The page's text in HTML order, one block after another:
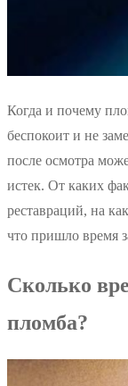
Когда и почему
беспокоит и не
после осмотра
истек. От каких
реставраций, на
что пришло время
Сколько
пломба?